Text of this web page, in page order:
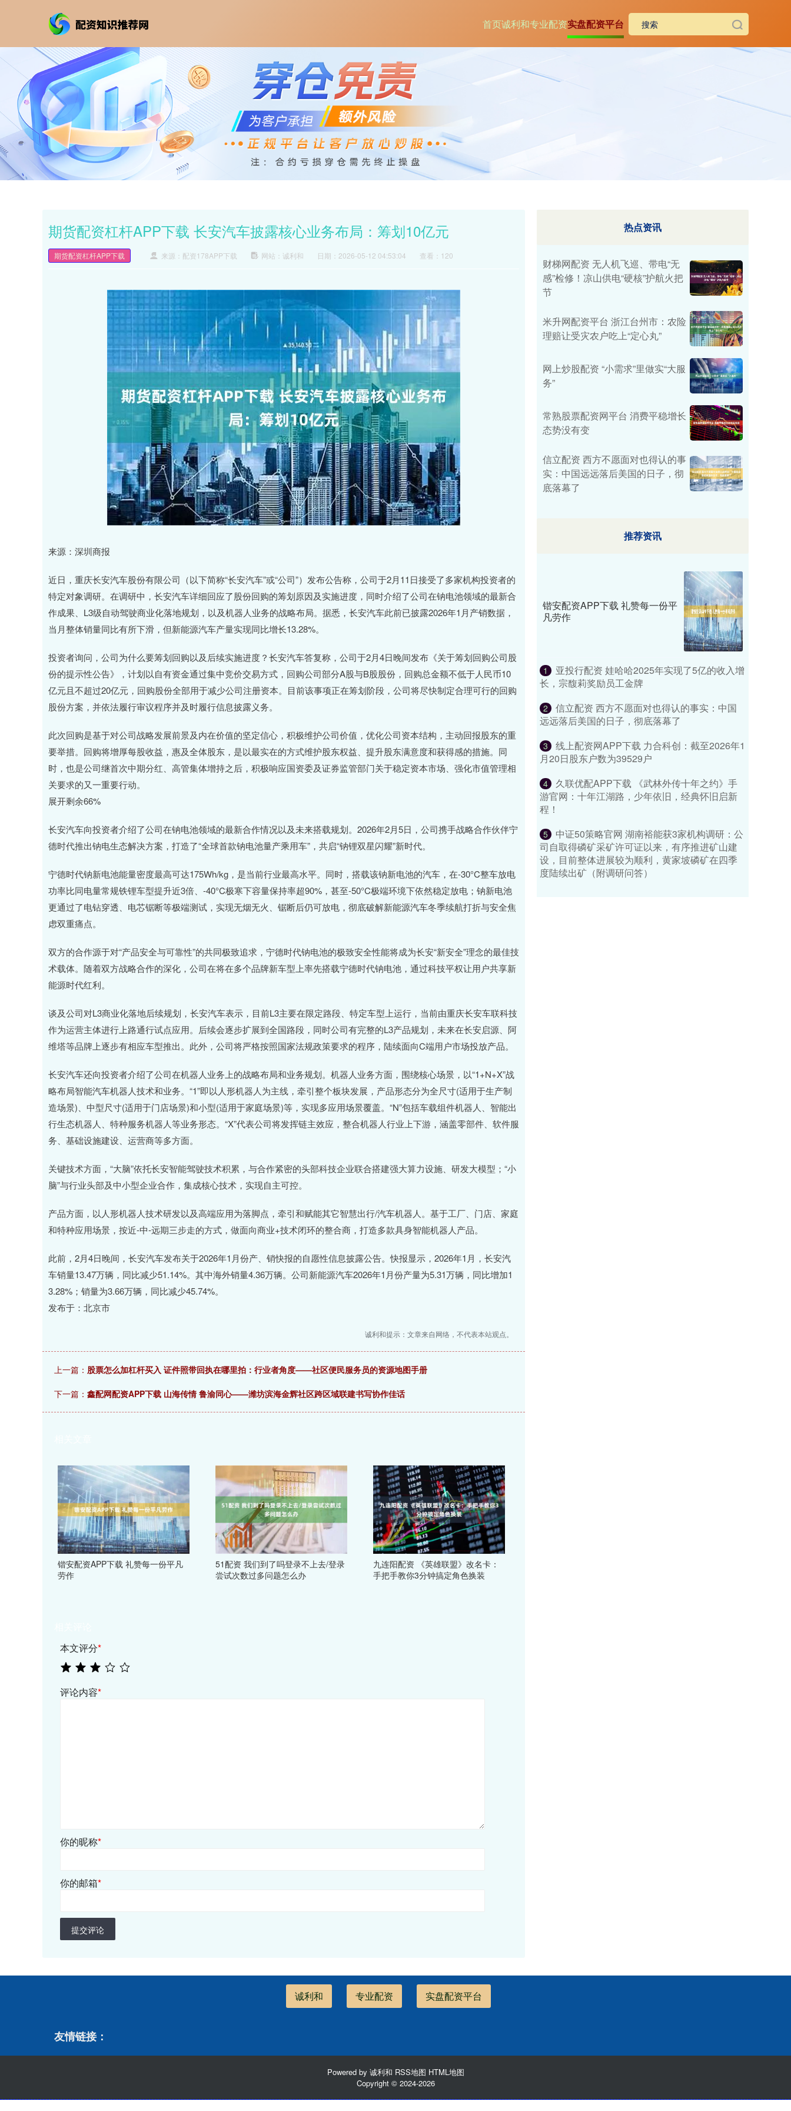
首页诚利和专业配资实盘配资平台
期货配资杠杆APP下载 长安汽车披露核心业务布局：筹划10亿元
期货配资杠杆APP下载 来源：配资178APP下载 网站：诚利和 日期：2026-05-12 04:53:04 查看：120
来源：深圳商报
近日，重庆长安汽车股份有限公司（以下简称“长安汽车”或“公司”）发布公告称，公司于2月11日接受了多家机构投资者的
特定对象调研。在调研中，长安汽车详细回应了股份回购的筹划原因及实施进度，同时介绍了公司在钠电池领域的最新合
作成果、L3级自动驾驶商业化落地规划，以及机器人业务的战略布局。据悉，长安汽车此前已披露2026年1月产销数据，
当月整体销量同比有所下滑，但新能源汽车产量实现同比增长13.28%。
投资者询问，公司为什么要筹划回购以及后续实施进度？长安汽车答复称，公司于2月4日晚间发布《关于筹划回购公司股
份的提示性公告》，计划以自有资金通过集中竞价交易方式，回购公司部分A股与B股股份，回购总金额不低于人民币10
亿元且不超过20亿元，回购股份全部用于减少公司注册资本。目前该事项正在筹划阶段，公司将尽快制定合理可行的回购
股份方案，并依法履行审议程序并及时履行信息披露义务。
此次回购是基于对公司战略发展前景及内在价值的坚定信心，积极维护公司价值，优化公司资本结构，主动回报股东的重
要举措。回购将增厚每股收益，惠及全体股东，是以最实在的方式维护股东权益、提升股东满意度和获得感的措施。同
时，也是公司继首次中期分红、高管集体增持之后，积极响应国资委及证券监管部门关于稳定资本市场、强化市值管理相
关要求的又一重要行动。
展开剩余66%
长安汽车向投资者介绍了公司在钠电池领域的最新合作情况以及未来搭载规划。2026年2月5日，公司携手战略合作伙伴宁
德时代推出钠电生态解决方案，打造了“全球首款钠电池量产乘用车”，共启“钠锂双星闪耀”新时代。
宁德时代钠新电池能量密度最高可达175Wh/kg，是当前行业最高水平。同时，搭载该钠新电池的汽车，在-30°C整车放电
功率比同电量常规铁锂车型提升近3倍、-40°C极寒下容量保持率超90%，甚至-50°C极端环境下依然稳定放电；钠新电池
更通过了电钻穿透、电芯锯断等极端测试，实现无烟无火、锯断后仍可放电，彻底破解新能源汽车冬季续航打折与安全焦
虑双重痛点。
双方的合作源于对“产品安全与可靠性”的共同极致追求，宁德时代钠电池的极致安全性能将成为长安“新安全”理念的最佳技
术载体。随着双方战略合作的深化，公司在将在多个品牌新车型上率先搭载宁德时代钠电池，通过科技平权让用户共享新
能源时代红利。
谈及公司对L3商业化落地后续规划，长安汽车表示，目前L3主要在限定路段、特定车型上运行，当前由重庆长安车联科技
作为运营主体进行上路通行试点应用。后续会逐步扩展到全国路段，同时公司有完整的L3产品规划，未来在长安启源、阿
维塔等品牌上逐步有相应车型推出。此外，公司将严格按照国家法规政策要求的程序，陆续面向C端用户市场投放产品。
长安汽车还向投资者介绍了公司在机器人业务上的战略布局和业务规划。机器人业务方面，围绕核心场景，以“1+N+X”战
略布局智能汽车机器人技术和业务。“1”即以人形机器人为主线，牵引整个板块发展，产品形态分为全尺寸(适用于生产制
造场景)、中型尺寸(适用于门店场景)和小型(适用于家庭场景)等，实现多应用场景覆盖。“N”包括车载组件机器人、智能出
行生态机器人、特种服务机器人等业务形态。“X”代表公司将发挥链主效应，整合机器人行业上下游，涵盖零部件、软件服
务、基础设施建设、运营商等多方面。
关键技术方面，“大脑”依托长安智能驾驶技术积累，与合作紧密的头部科技企业联合搭建强大算力设施、研发大模型；“小
脑”与行业头部及中小型企业合作，集成核心技术，实现自主可控。
产品方面，以人形机器人技术研发以及高端应用为落脚点，牵引和赋能其它智慧出行/汽车机器人。基于工厂、门店、家庭
和特种应用场景，按近-中-远期三步走的方式，做面向商业+技术闭环的整合商，打造多款具身智能机器人产品。
此前，2月4日晚间，长安汽车发布关于2026年1月份产、销快报的自愿性信息披露公告。快报显示，2026年1月，长安汽
车销量13.47万辆，同比减少51.14%。其中海外销量4.36万辆。公司新能源汽车2026年1月份产量为5.31万辆，同比增加1
3.28%；销量为3.66万辆，同比减少45.74%。
发布于：北京市
诚利和提示：文章来自网络，不代表本站观点。
上一篇： 股票怎么加杠杆买入 证件照带回执在哪里拍：行业者角度——社区便民服务员的资源地图手册
下一篇： 鑫配网配资APP下载 山海传情 鲁渝同心——潍坊滨海金辉社区跨区域联建书写协作佳话
锴安配资APP下载 礼赞每一份平凡
劳作
51配资 我们到了吗登录不上去/登录
尝试次数过多问题怎么办
九连阳配资 《英雄联盟》改名卡：
手把手教你3分钟搞定角色换装
本文评分*
评论内容*
你的昵称*
你的邮箱*
提交评论
热点资讯
财梯网配资 无人机飞巡、带电“无
感”检修！凉山供电“硬核”护航火把
节
米升网配资平台 浙江台州市：农险
理赔让受灾农户吃上“定心丸”
网上炒股配资 “小需求”里做实“大服
务”
常熟股票配资网平台 消费平稳增长
态势没有变
信立配资 西方不愿面对也得认的事
实：中国远远落后美国的日子，彻
底落幕了
推荐资讯
锴安配资APP下载 礼赞每一份平
凡劳作
1
亚投行配资 娃哈哈2025年实现了5亿的收入增
长，宗馥莉奖励员工金牌
2
信立配资 西方不愿面对也得认的事实：中国
远远落后美国的日子，彻底落幕了
3
线上配资网APP下载 力合科创：截至2026年1
月20日股东户数为39529户
4
久联优配APP下载 《武林外传十年之约》手
游官网：十年江湖路，少年依旧，经典怀旧启新
程！
5
中证50策略官网 湖南裕能获3家机构调研：公
司自取得磷矿采矿许可证以来，有序推进矿山建
设，目前整体进展较为顺利，黄家坡磷矿在四季
度陆续出矿（附调研问答）
诚利和 专业配资 实盘配资平台
友情链接：
Powered by 诚利和 RSS地图 HTML地图
Copyright © 2024-2026